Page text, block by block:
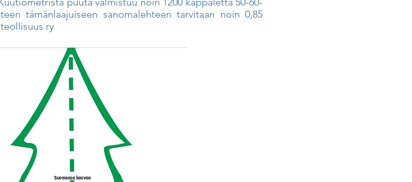
tämänlaajuiseen sanomalehteen tarvitaan noin 0,85
ry